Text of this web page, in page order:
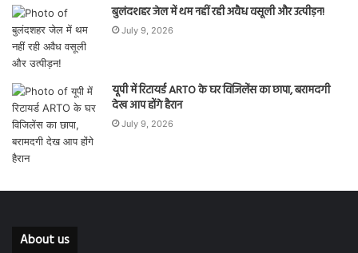
बुलंदशहर जेल में थम नहीं रही अवैध वसूली और उत्पीड़न!
July 9, 2026
यूपी में रिटायर्ड ARTO के घर विजिलेंस का छापा, बरामदगी
देख आप होंगे हैरान
July 9, 2026
About us